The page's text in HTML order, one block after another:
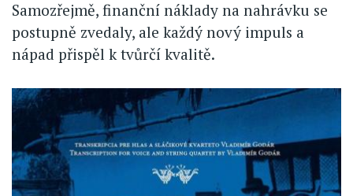
Samozřejmě, finanční náklady na nahrávku se
postupně zvedaly, ale každý nový impuls a
nápad přispěl k tvůrčí kvalitě.